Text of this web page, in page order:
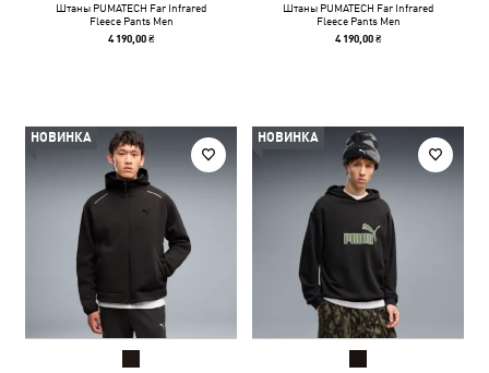
Штаны PUMATECH Far Infrared
Fleece Pants Men
4 190,00 ₴
Штаны PUMATECH Far Infrared
Fleece Pants Men
4 190,00 ₴
НОВИНКА НОВИНКА